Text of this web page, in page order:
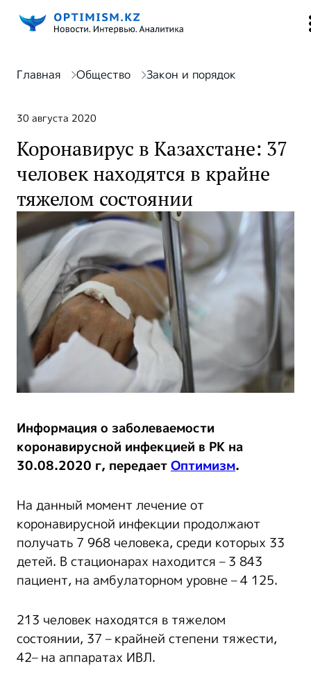
Главная Общество Закон и порядок
30 августа 2020
Коронавирус в Казахстане: 37
человек находятся в крайне
тяжелом состоянии
Информация о заболеваемости
коронавирусной инфекцией в РК на
30.08.2020 г, передаетОптимизм.
На данный момент лечение от
коронавирусной инфекции продолжают
получать 7 968 человека, среди которых 33
детей. В стационарах находится – 3 843
пациент, на амбулаторном уровне – 4 125.
213 человек находятся в тяжелом
состоянии, 37 – крайней степени тяжести,
42– на аппаратах ИВЛ.